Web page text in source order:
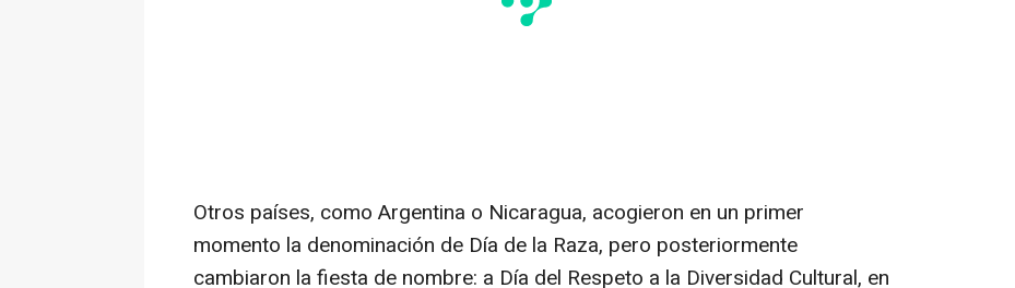
Otros países, como Argentina o Nicaragua, acogieron en un primer
momento la denominación de Día de la Raza, pero posteriormente
cambiaron la fiesta de nombre: a Día del Respeto a la Diversidad Cultural, en